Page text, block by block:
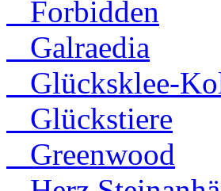
Forbidden
Galraedia
Glücksklee-
Glückstiere
Greenwood